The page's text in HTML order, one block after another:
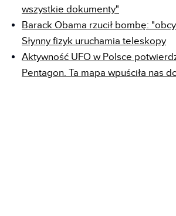
wszystkie dokumenty"
Barack Obama rzucił bombę:
Słynny fizyk uruchamia teleskopy
Aktywność UFO w Polsce
Pentagon. Ta mapa wpuściła nas